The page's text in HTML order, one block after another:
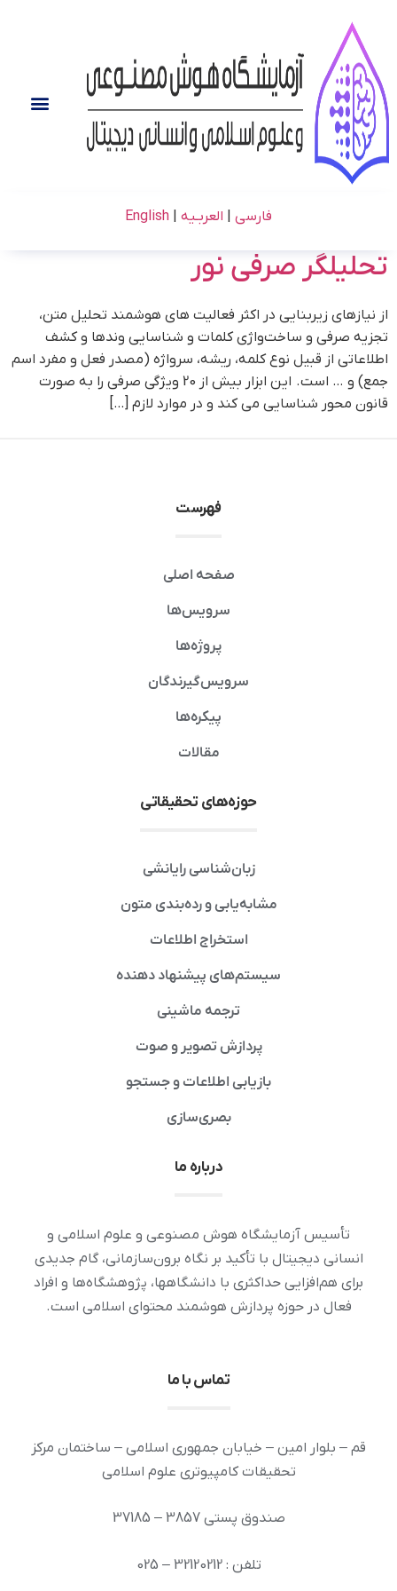
فارسی العربـیه English
تحلیلگر صرفی نور
از نیازهای زیربنایی در اکثر فعالیت های هوشمند تحلیل متن،
تجزیه صرفی و ساخت‌واژی کلمات و شناسایی وندها و کشف
اطلاعاتی از قبیل نوع کلمه، ریشه، سرواژه (مصدر فعل و مفرد اسم
جمع) و … است. این ابزار بیش از 20 ویژگی صرفی را به صورت
قانون محور شناسایی می کند و در موارد لازم […]
فهرست
صفحه اصلی
سرویس‌ها
پروژه‌ها
سرویس‌گیرندگان
پیکره‌ها
مقالات
حوزه‌های تحقیقاتی
زبان‌شناسی رایانشی
مشابه‌یابی و رده‌بندی متون
استخراج اطلاعات
سیستم‌های پیشنهاد دهنده
ترجمه ماشینی
پردازش تصویر و صوت
بازیابی اطلاعات و جستجو
بصری‌سازی
درباره ما
تأسیس آزمایشگاه هوش مصنوعی و علوم اسلامی و
انسانی دیجیتال با تأکید بر نگاه برون‌سازمانی، گام جدیدی
برای هم‌افزایی حداکثری با دانشگاهها، پژوهشگاه‌ها و افراد
فعال در حوزه پردازش هوشمند محتوای اسلامی است.
تماس با ما
قم – بلوار امین – خیابان جمهوری اسلامی – ساختمان مرکز
تحقیقات کامپیوتری علوم اسلامی
صندوق پستی 3857 – 37185
تلفن : 32120212 – 025